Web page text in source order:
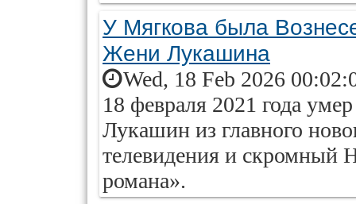
У Мягкова была
Жени Лукашина
Wed, 18 Feb 2026
18 февраля 2021 года
Лукашин из главного
телевидения и скромный
романа».